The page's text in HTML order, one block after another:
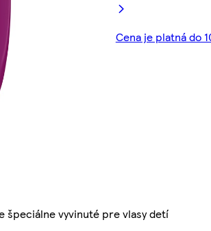
Cena je platná do
špeciálne vyvinuté pre vlasy detí